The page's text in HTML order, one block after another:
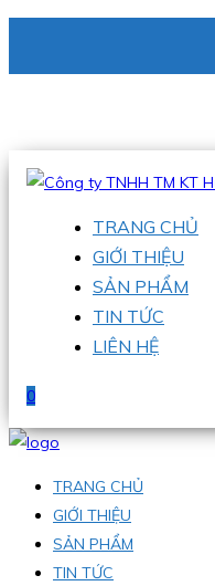
Hotline:0938 336 079
TRANG CHỦ
GIỚI THIỆU
SẢN PHẨM
TIN TỨC
LIÊN HỆ
0
TRANG CHỦ
GIỚI THIỆU
SẢN PHẨM
TIN TỨC